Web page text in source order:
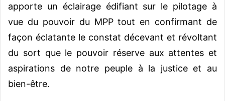
apporte un éclairage édifiant sur le pilotage à
vue du pouvoir du MPP tout en confirmant de
façon éclatante le constat décevant et révoltant
du sort que le pouvoir réserve aux attentes et
aspirations de notre peuple à la justice et au
bien-être.